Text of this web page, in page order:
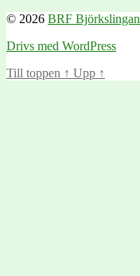
© 2026 BRF Björkslingan
Drivs med WordPress
Till toppen ↑ Upp ↑